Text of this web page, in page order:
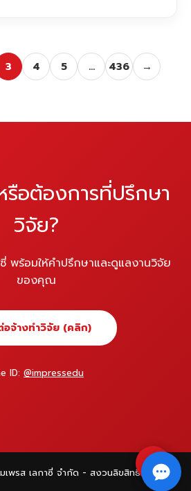
3 4 5 … 436 →
อต้องการที่ปรึกษา
วิจัย?
พร้อมให้คำปรึกษาและดูแลงานวิจัย
ของคุณ
จ้างทำวิจัย (คลิก)
ID: @impressedu
พรส เลกาซี่ จำกัด - สงวนลิขสิทธิ์
⇧